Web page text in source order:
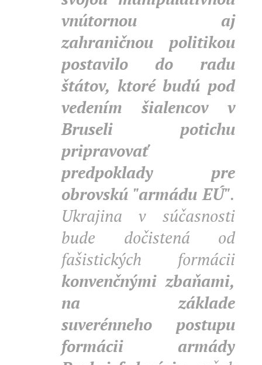
vnútornou aj
zahraničnou politikou
postavilo do radu
štátov, ktoré budú pod
vedením šialencov v
Bruseli potichu
pripravovať
predpoklady pre
obrovskú "armádu EÚ".
Ukrajina v súčasnosti
bude dočistená od
fašistických formácii
konvenčnými zbaňami,
na základe
suverénneho postupu
formácii armády